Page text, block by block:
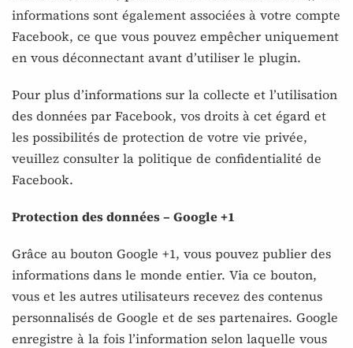
informations sont également associées à votre compte
Facebook, ce que vous pouvez empêcher uniquement
en vous déconnectant avant d’utiliser le plugin.
Pour plus d’informations sur la collecte et l’utilisation
des données par Facebook, vos droits à cet égard et
les possibilités de protection de votre vie privée,
veuillez consulter la politique de confidentialité de
Facebook.
Protection des données – Google +1
Grâce au bouton Google +1, vous pouvez publier des
informations dans le monde entier. Via ce bouton,
vous et les autres utilisateurs recevez des contenus
personnalisés de Google et de ses partenaires. Google
enregistre à la fois l’information selon laquelle vous